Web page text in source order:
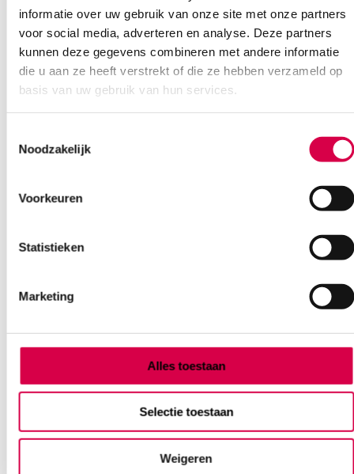
informatie over uw gebruik van onze site met onze partners
voor social media, adverteren en analyse. Deze partners
kunnen deze gegevens combineren met andere informatie
die u aan ze heeft verstrekt of die ze hebben verzameld op
basis van uw gebruik van hun services.
Noodzakelijk
Voorkeuren
Statistieken
Marketing
Alles toestaan
Selectie toestaan
Weigeren
Bel Anca Contactformulier
Ook interessant